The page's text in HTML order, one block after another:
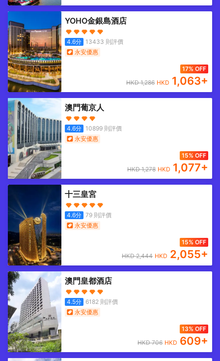
YOHO金銀島酒店
4.6分 13433 則評價
永安優惠
17% OFF
HKD1,286 HKD 1,063+
澳門葡京人
4.6分 10899則評價
永安優惠
15% OFF
HKD1,278 HKD 1,077+
十三皇宮
4.6分 79則評價
永安優惠
15% OFF
HKD2,444 HKD 2,055+
澳門皇都酒店
4.5分 6182 則評價
永安優惠
13% OFF
HKD706 HKD 609+